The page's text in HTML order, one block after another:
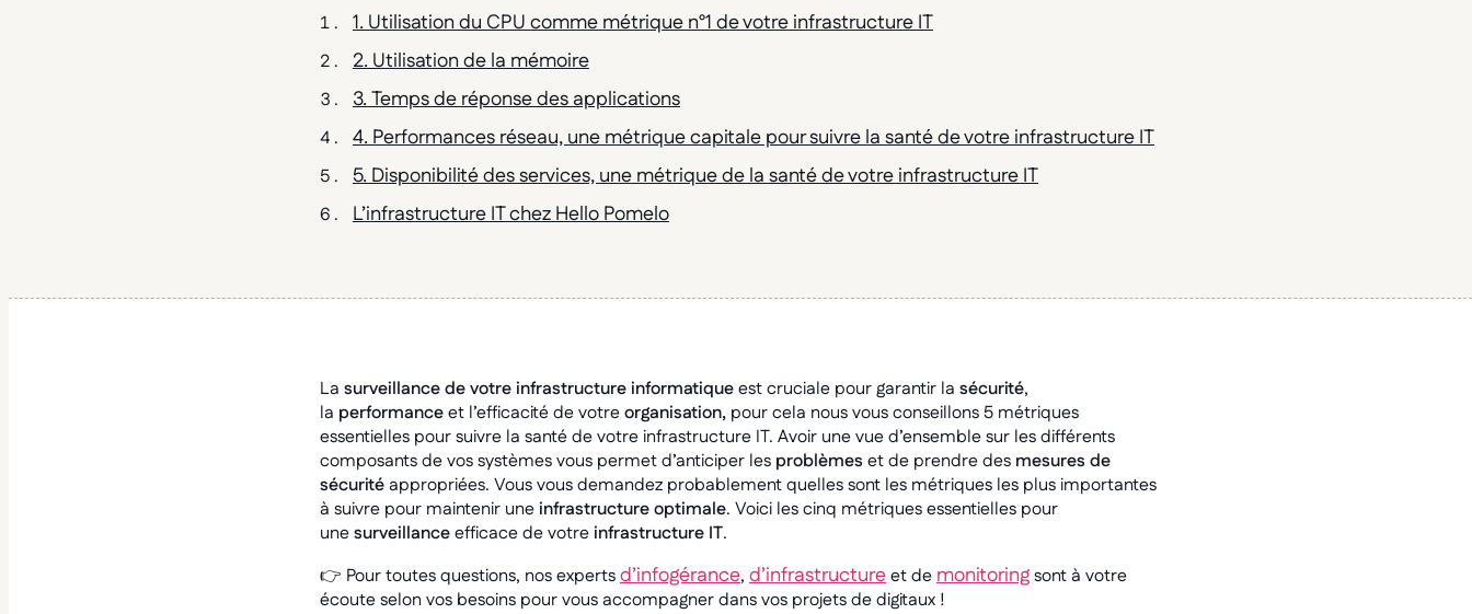
1. Utilisation du CPU comme métrique n°1 de votre infrastructure IT
2. Utilisation de la mémoire
3. Temps de réponse des applications
4. Performances réseau, une métrique capitale pour suivre la santé de votre infrastructure IT
5. Disponibilité des services, une métrique de la santé de votre infrastructure IT
L’infrastructure IT chez Hello Pomelo
La surveillance de votre infrastructure informatiqueest cruciale pour garantir la sécurité,
la performanceet l’efficacité de votreorganisation, pour cela nous vous conseillons 5 métriques
essentielles pour suivre la santé de votre infrastructure IT. Avoir une vue d’ensemble sur les différents
composants de vos systèmes vous permet d’anticiper les problèmes et de prendre des mesures de
sécuritéappropriées. Vous vous demandez probablement quelles sont les métriques les plus importantes
à suivre pour maintenir uneinfrastructure optimale. Voici les cinq métriques essentielles pour
unesurveillanceefficace de votreinfrastructure IT.
👉 Pour toutes questions, nos expertsd’infogérance, d’infrastructureet demonitoringsont à votre
écoute selon vos besoins pour vous accompagner dans vos projets de digitaux !